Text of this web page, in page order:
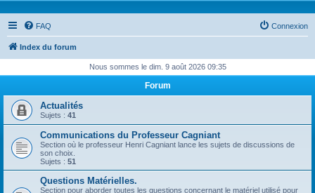
FAQ Connexion
Index du forum
Nous sommes le dim. 9 août 2026 09:35
Forum
Actualités
Sujets : 41
Communications du Professeur Cagniant
Section où le professeur Henri Cagniant lance les sujets de discussions de
son choix.
Sujets : 51
Questions Matérielles.
Section pour aborder toutes les questions concernant le matériel utilisé pour